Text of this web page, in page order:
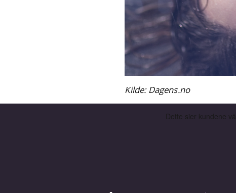
Kilde: Dagens.no